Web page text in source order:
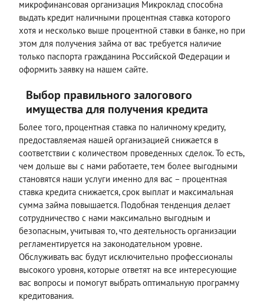
микрофинансовая организация Микроклад способна
выдать кредит наличными процентная ставка которого
хотя и несколько выше процентной ставки в банке, но при
этом для получения займа от вас требуется наличие
только паспорта гражданина Российской Федерации и
оформить заявку на нашем сайте.
Выбор правильного залогового
имущества для получения кредита
Более того, процентная ставка по наличному кредиту,
предоставляемая нашей организацией снижается в
соответствии с количеством проведенных сделок. То есть,
чем дольше вы с нами работаете, тем более выгодными
становятся наши услуги именно для вас – процентная
ставка кредита снижается, срок выплат и максимальная
сумма займа повышается. Подобная тенденция делает
сотрудничество с нами максимально выгодным и
безопасным, учитывая то, что деятельность организации
регламентируется на законодательном уровне.
Обслуживать вас будут исключительно профессионалы
высокого уровня, которые ответят на все интересующие
вас вопросы и помогут выбрать оптимальную программу
кредитования.